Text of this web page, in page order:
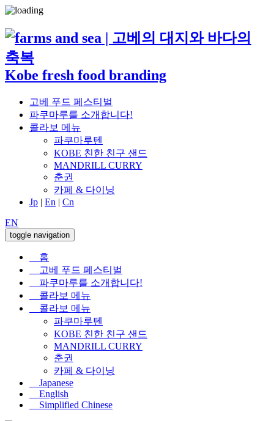
Kobe fresh food branding
고베 푸드 페스티벌
파쿠마루를 소개합니다!
콜라보 메뉴
파쿠마루텐
KOBE 친한 친구 샌드
MANDRILL CURRY
춘권
카페 & 다이닝
Jp | En | Cn
EN
toggle navigation
홈
고베 푸드 페스티벌
파쿠마루를 소개합니다!
콜라보 메뉴
콜라보 메뉴
파쿠마루텐
KOBE 친한 친구 샌드
MANDRILL CURRY
춘권
카페 & 다이닝
Japanese
English
Simplified Chinese